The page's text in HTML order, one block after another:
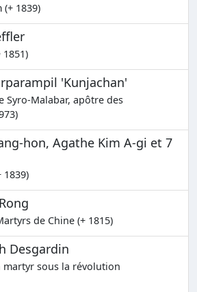
1839)
'Kunjachan'
Syro-Malabar, apôtre des
hon, Agathe Kim A-gi et 7
1839)
de Chine (+ 1815)
Desgardin
martyr sous la révolution